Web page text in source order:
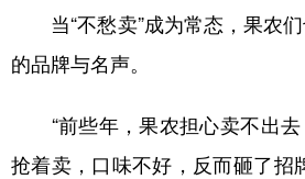
当“不愁卖”成为常态，果农们
的品牌与名声。
“前些年，果农担心卖不出去
抢着卖，口味不好，反而砸了招